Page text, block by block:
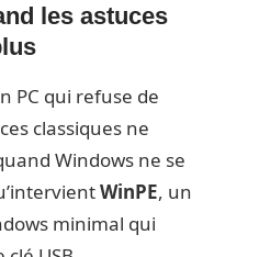
les astuces
PC qui refuse de
classiques ne
Windows ne se
WinPE, un
minimal qui